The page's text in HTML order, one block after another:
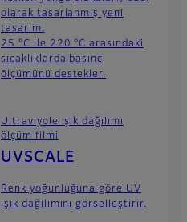
olarak tasarlanmış yeni
tasarım.
25 °C ile 220 °C arasındaki
sıcaklıklarda basınç
ölçümünü destekler.
Ultraviyole ışık dağılımı
ölçüm filmi
UVSCALE
Renk yoğunluğuna göre UV
ışık dağılımını görselleştirir.